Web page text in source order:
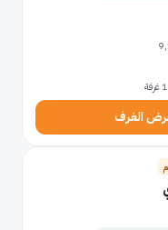
الغرف